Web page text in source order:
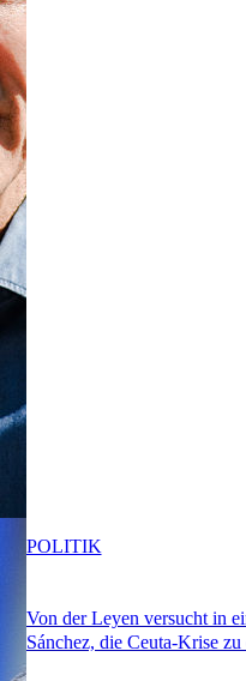
Von der Leyen versucht in
Sánchez, die Ceuta-Krise zu
POLITIK